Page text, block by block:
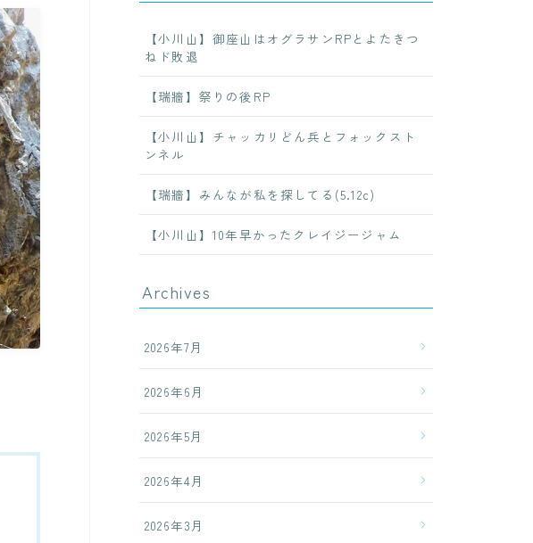
【小川山】御座山はオグラサンRPとよたきつ
ねド敗退
【瑞牆】祭りの後RP
【小川山】チャッカリどん兵とフォックスト
ンネル
【瑞牆】みんなが私を探してる(5.12c)
【小川山】10年早かったクレイジージャム
Archives
2026年7月
2026年6月
2026年5月
2026年4月
2026年3月